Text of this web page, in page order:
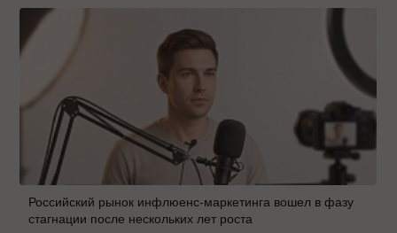
Российский рынок инфлюенс-маркетинга вошел в фазу
стагнации после нескольких лет роста